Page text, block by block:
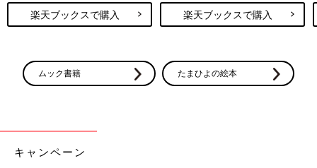
楽天ブックスで購入 楽天ブックスで購入
ムック書籍 たまひよの絵本
キャンペーン